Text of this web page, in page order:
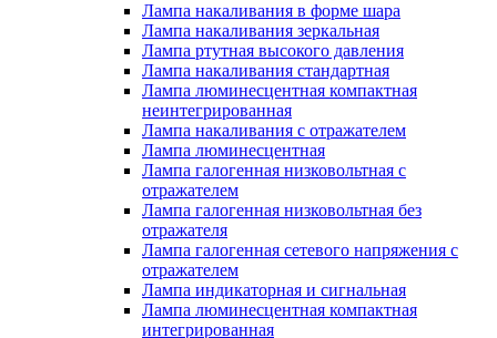
Лампа накаливания в форме шара
Лампа накаливания зеркальная
Лампа ртутная высокого давления
Лампа накаливания стандартная
Лампа люминесцентная компактная
неинтегрированная
Лампа накаливания с отражателем
Лампа люминесцентная
Лампа галогенная низковольтная с
отражателем
Лампа галогенная низковольтная без
отражателя
Лампа галогенная сетевого напряжения с
отражателем
Лампа индикаторная и сигнальная
Лампа люминесцентная компактная
интегрированная